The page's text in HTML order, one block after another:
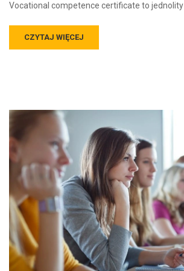
Vocational competence certificate to jednolity
CZYTAJ WIĘCEJ